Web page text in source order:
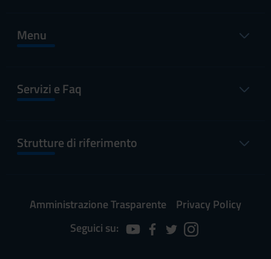
Menu
Servizi e Faq
Strutture di riferimento
Amministrazione Trasparente
Privacy Policy
Seguici su: